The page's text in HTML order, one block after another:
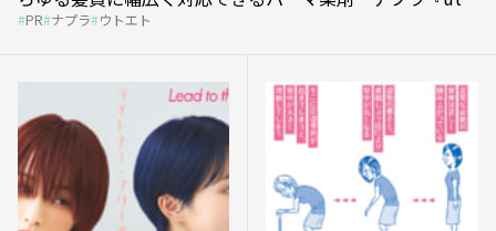
et』
PR ナプラ ウトエト